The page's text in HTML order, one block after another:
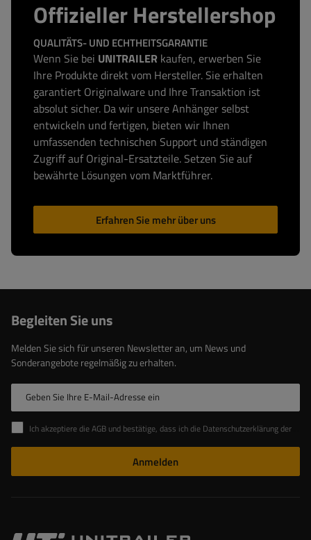
Offizieller Herstellershop
QUALITÄTS- UND ECHTHEITSGARANTIE
Wenn Sie bei UNITRAILER kaufen, erwerben Sie
Ihre Produkte direkt vom Hersteller. Sie erhalten
garantiert Originalware und Ihre Transaktion ist
absolut sicher. Da wir unsere Anhänger selbst
entwickeln und fertigen, bieten wir Ihnen
umfassenden technischen Support und ständigen
Zugriff auf Original-Ersatzteile. Setzen Sie auf
bewährte Lösungen vom Marktführer.
Erfahren Sie mehr über uns
Begleiten Sie uns
Melden Sie sich für unseren Newsletter an, um News und
Sonderangebote regelmäßig zu erhalten.
Geben Sie Ihre E-Mail-Adresse ein
Ich akzeptiere die AGB und bestätige, dass ich die Datenschutzerklärung der Website zur Kenntnis genommen habe
Anmelden